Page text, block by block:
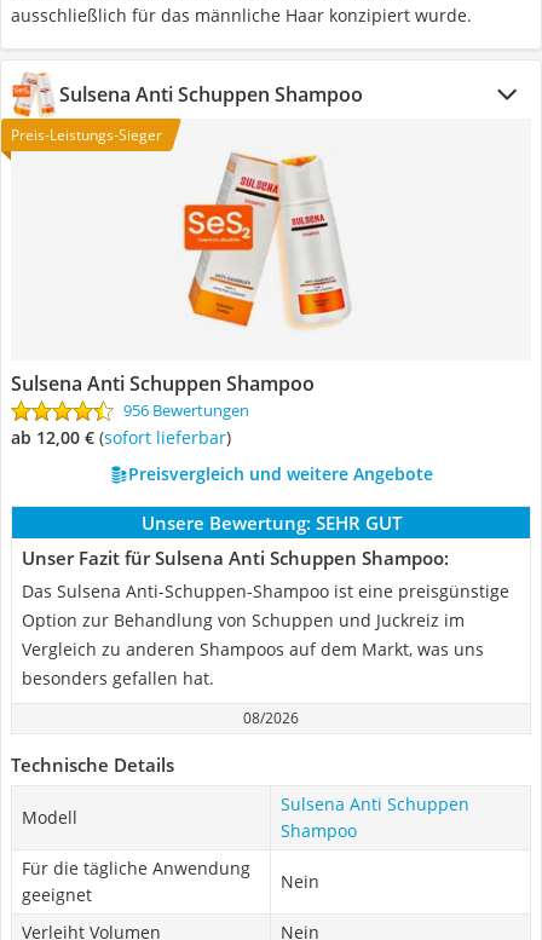
ausschließlich für das männliche Haar konzipiert wurde.
Sulsena Anti Schuppen Shampoo
Preis-Leistungs-Sieger
Sulsena Anti Schuppen Shampoo
956 Bewertungen
ab 12,00 € ( Sofort lieferbar)
Preisvergleich und weitere Angebote
Unsere Bewertung: SEHR GUT
Unser Fazit für Sulsena Anti Schuppen Shampoo:
Das Sulsena Anti-Schuppen-Shampoo ist eine preisgünstige
Option zur Behandlung von Schuppen und Juckreiz im
Vergleich zu anderen Shampoos auf dem Markt, was uns
besonders gefallen hat.
08/2026
Technische Details
Modell
Sulsena Anti Schuppen
Shampoo
Für die tägliche Anwendung
geeignet
Nein
Verleiht Volumen Nein